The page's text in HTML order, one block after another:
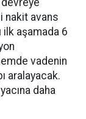
nakit avans
ilk aşamada 6
vadenin
aralayacak.
daha